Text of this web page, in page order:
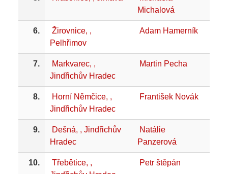
Michalová
6.
Žirovnice, ,
Pelhřimov
Adam Hamerník
7.
Markvarec, ,
Jindřichův Hradec
Martin Pecha
8.
Horní Němčice, ,
Jindřichův Hradec
František Novák
9.
Dešná, , Jindřichův
Hradec
Natálie
Panzerová
10.
Třebětice, ,
Petr štěpán